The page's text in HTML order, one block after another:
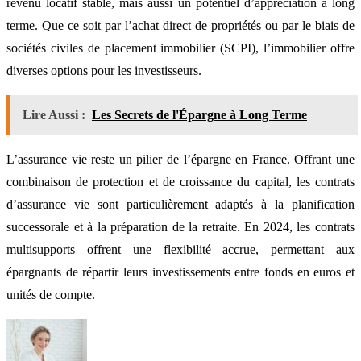
revenu locatif stable, mais aussi un potentiel d’appréciation à long
terme. Que ce soit par l’achat direct de propriétés ou par le biais de
sociétés civiles de placement immobilier (SCPI), l’immobilier offre
diverses options pour les investisseurs.
Lire Aussi : Les Secrets de l'Épargne à Long Terme
L’assurance vie reste un pilier de l’épargne en France. Offrant une
combinaison de protection et de croissance du capital, les contrats
d’assurance vie sont particulièrement adaptés à la planification
successorale et à la préparation de la retraite. En 2024, les contrats
multisupports offrent une flexibilité accrue, permettant aux
épargnants de répartir leurs investissements entre fonds en euros et
unités de compte.